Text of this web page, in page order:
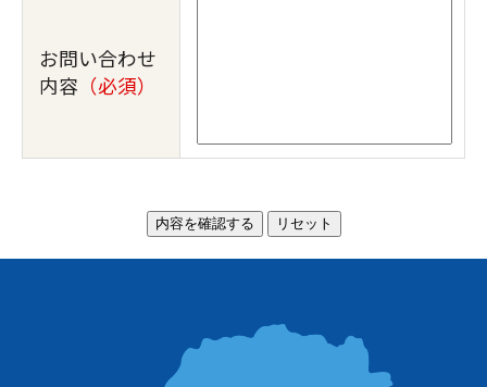
お問い合わせ
内容 （必須）